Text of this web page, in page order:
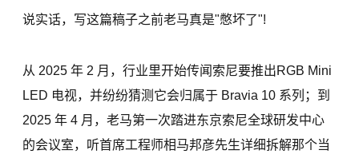
说实话，写这篇稿子之前老马真是"憋坏了"!
从 2025 年 2 月，行业里开始传闻索尼要推出RGB Mini
LED 电视，并纷纷猜测它会归属于 Bravia 10 系列；到
2025 年 4 月，老马第一次踏进东京索尼全球研发中心
的会议室，听首席工程师相马邦彦先生详细拆解那个当